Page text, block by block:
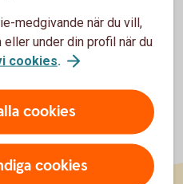
medgivande när du vill,
under din profil när du
cookies.
cookies
cookies